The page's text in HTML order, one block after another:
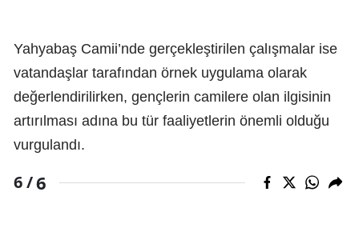
Yahyabaş Camii’nde gerçekleştirilen çalışmalar ise
vatandaşlar tarafından örnek uygulama olarak
değerlendirilirken, gençlerin camilere olan ilgisinin
artırılması adına bu tür faaliyetlerin önemli olduğu
vurgulandı.
6 /6